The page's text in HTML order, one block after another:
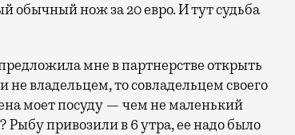
обычный нож за 20 евро. И тут судьба
мне в партнерстве открыть
владельцем, то совладельцем своего
моет посуду — чем не маленький
привозили в 6 утра, ее надо было